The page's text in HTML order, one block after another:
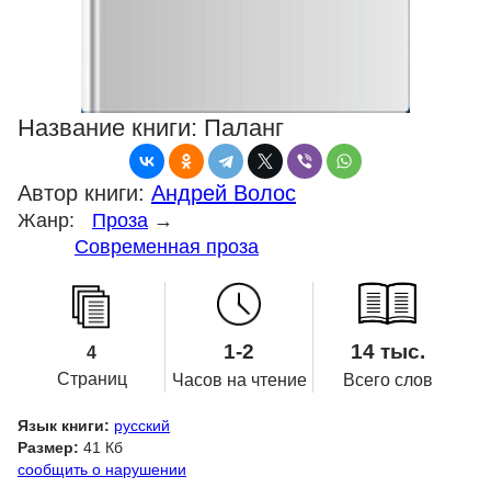
Название книги: Паланг
Автор книги: Андрей Волос
Жанр: Проза →
Современная проза
4
Страниц
1-2
Часов на чтение
14 тыс.
Всего слов
Язык книги: русский
Размер: 41 Кб
сообщить о нарушении